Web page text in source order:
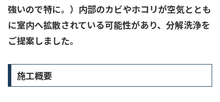
強いので特に。） 内部のカビやホコリが空気ととも
に室内へ拡散されている可能性があり、分解洗浄を
ご提案しました。
施工概要